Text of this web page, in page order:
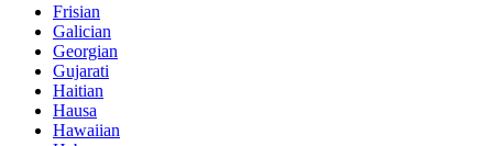
Frisian
Galician
Georgian
Gujarati
Haitian
Hausa
Hawaiian